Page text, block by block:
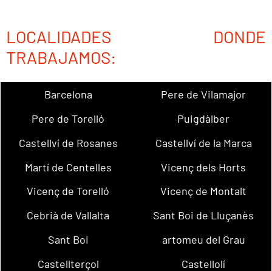
LOCALIDADES DONDE
TRABAJAMOS:
Barcelona
Pere de Vilamajor
Pere de Torelló
Puigdàlber
Castellví de Rosanes
Castellví de la Marca
Martí de Centelles
Vicenç dels Horts
Vicenç de Torelló
Vicenç de Montalt
Cebrià de Vallalta
Sant Boi de Lluçanès
Sant Boi
artomeu del Grau
Castellterçol
Castellolí